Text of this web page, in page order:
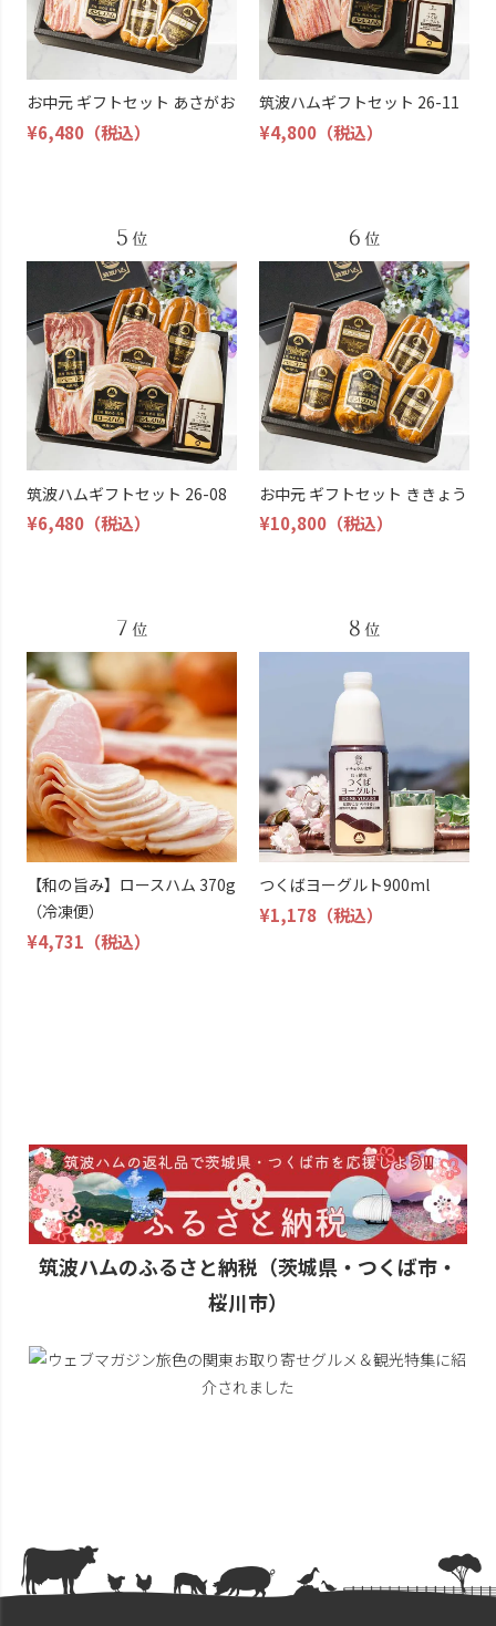
お中元 ギフトセット あさがお
¥6,480 （税込）
筑波ハムギフトセット 26-11
¥4,800 （税込）
筑波ハムギフトセット 26-08
¥6,480 （税込）
お中元 ギフトセット ききょう
¥10,800 （税込）
【和の旨み】ロースハム 370g
（冷凍便）
¥4,731 （税込）
つくばヨーグルト900ml
¥1,178 （税込）
筑波ハムのふるさと納税（茨城県・つくば市・
桜川市）